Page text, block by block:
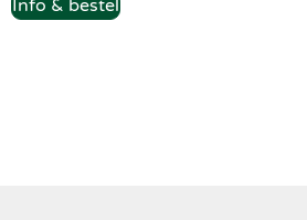
Info & bestel